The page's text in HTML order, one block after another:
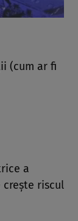
(cum ar fi
a
riscul